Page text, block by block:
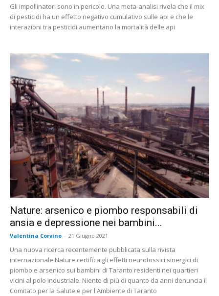
Gli impollinatori sono in pericolo. Una meta-analisi rivela che il mix
di pesticidi ha un effetto negativo cumulativo sulle api e che le
interazioni tra pesticidi aumentano la mortalità delle api
Nature: arsenico e piombo responsabili di
ansia e depressione nei bambini...
Valentina Corvino - 21 Giugno 2021
Una nuova ricerca recentemente pubblicata sulla rivista
internazionale Nature certifica gli effetti neurotossici sinergici di
piombo e arsenico sui bambini di Taranto residenti nei quartieri
vicini al polo industriale. Niente di più di quanto da anni denuncia il
Comitato per la Salute e per l'Ambiente di Taranto